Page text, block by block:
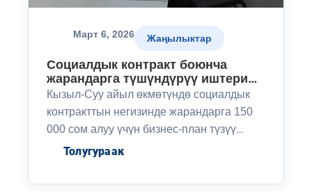
Март 6, 2026 Жаңылыктар
Социалдык контракт боюнча
жарандарга түшүндүрүү иштери
жүргүзүлдү
Кызыл-Суу айыл өкмөтүндө социалдык
контракттын негизинде жарандарга 150
000 сом алуу үчүн бизнес-план түзүү
боюнча түшүндүрүү иштери жүргүзүлдү.
Толугураак